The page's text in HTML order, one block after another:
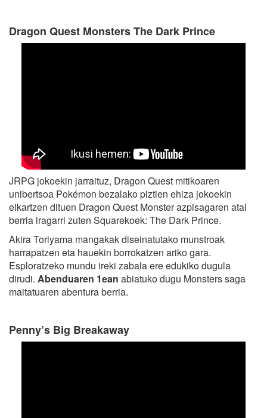
Dragon Quest Monsters The Dark Prince
JRPG jokoekin jarraituz, Dragon Quest mitikoaren
unibertsoa Pokémon bezalako piztien ehiza jokoekin
elkartzen dituen Dragon Quest Monster azpisagaren atal
berria iragarri zuten Squarekoek: The Dark Prince.
Akira Toriyama mangakak diseinatutako munstroak
harrapatzen eta hauekin borrokatzen ariko gara.
Esploratzeko mundu ireki zabala ere edukiko dugula
dirudi. Abenduaren 1ean abiatuko dugu Monsters saga
maitatuaren abentura berria.
Penny’s Big Breakaway